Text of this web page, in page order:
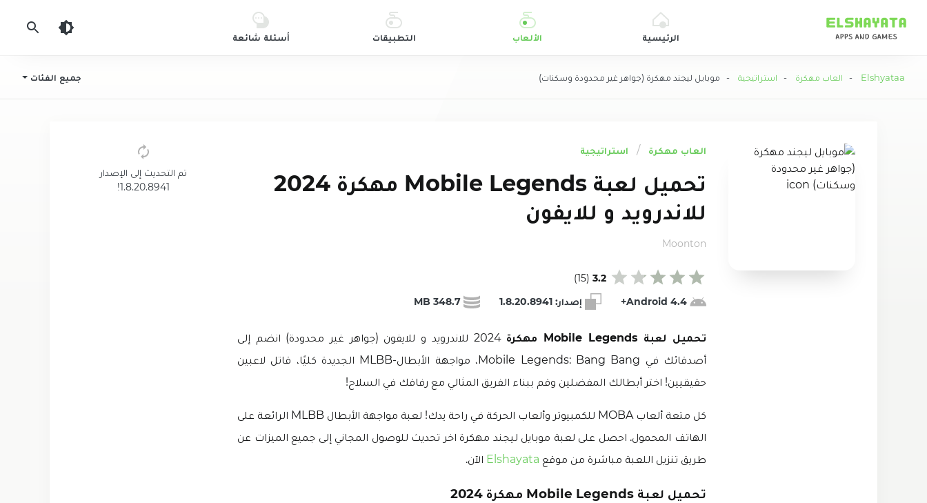
الرئيسية الألعاب التطبيقات أسئلة شائعة
جميع الفئات Elshyataa
- العاب مهكرة - استراتيجية - موبايل ليجند مهكرة (جواهر غير محدودة وسكنات)
العاب مهكرة استراتيجية
تحميل لعبة Mobile Legends مهكرة 2024
للاندرويد و للايفون
4.4 Android+ إصدار: 1.8.20.8941
348.7 MB
تم التحديث إلى الإصدار
1.8.20.8941!
Moonton
تحميل لعبة Mobile Legends مهكرة
2024 للاندرويد و للايفون (جواهر غير محدودة) انضم إلى
أصدقائك في Mobile Legends: Bang Bang، مواجهة الأبطال-MLBB الجديدة كليًا، قاتل لاعبين
حقيقيين! اختر أبطالك المفضلين وقم ببناء الفريق المثالي مع رفاقك في السلاح!
كل متعة ألعاب MOBA للكمبيوتر وألعاب الحركة في راحة يدك! لعبة مواجهة الأبطال MLBB الرائعة على
الهاتف المحمول. احصل على لعبة موبايل ليجند مهكرة اخر تحديث للوصول المجاني إلى جميع الميزات عن
طريق تنزيل اللعبة مباشرة من موقع Elshayata الآن.
تحميل لعبة Mobile Legends مهكرة 2024
3.2
(
15
)